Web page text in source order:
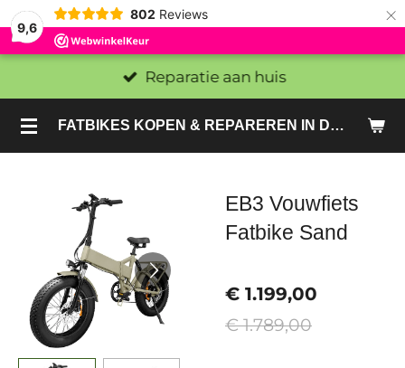
9,6
802 Reviews ×
FATBIKES KOPEN & REPAREREN IN DEN HAAG EN ZOETERMEER - SACHE BIKES
Reparatie aan huis
EB3 Vouwfiets
Fatbike Sand
€ 1.199,00
€ 1.789,00